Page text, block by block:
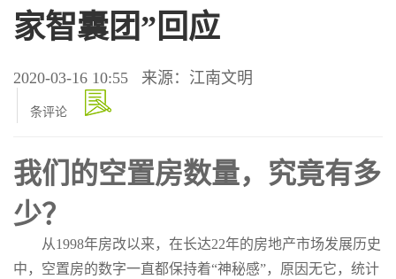
家智囊团”回应
2020-03-16 10:55 来源：江南文明
条评论
我们的空置房数量，究竟有多
少？
从1998年房改以来，在长达22年的房地产市场发展历史
中，空置房的数字一直都保持着“神秘感”，原因无它，统计